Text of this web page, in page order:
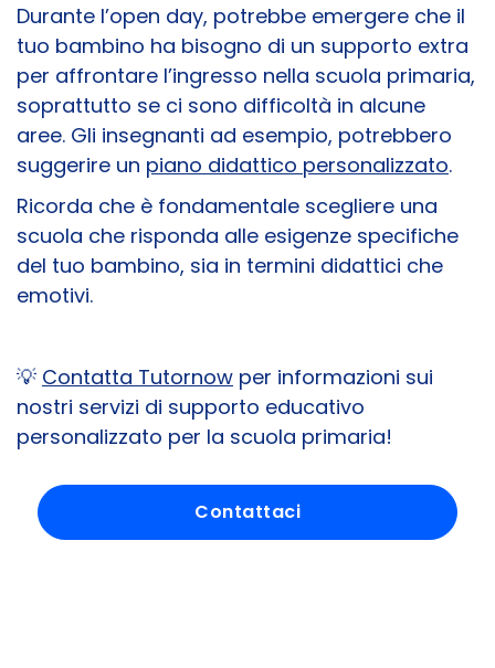
Durante l’open day, potrebbe emergere che il
tuo bambino ha bisogno di un supporto extra
per affrontare l’ingresso nella scuola primaria,
soprattutto se ci sono difficoltà in alcune
aree. Gli insegnanti ad esempio, potrebbero
suggerire un piano didattico personalizzato.
Ricorda che è fondamentale scegliere una
scuola che risponda alle esigenze specifiche
del tuo bambino, sia in termini didattici che
emotivi.
💡 Contatta Tutornow per informazioni sui
nostri servizi di supporto educativo
personalizzato per la scuola primaria!
Contattaci